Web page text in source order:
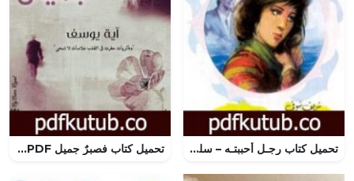
تحميل كتاب رجـل أحببتـه – سلسلة زهور PDF تأليف شريف شوقي مجانا [كامل] تحميل كتاب فصبرٌ جميل PDF تأليف آية يوسف مجانا [كامل]